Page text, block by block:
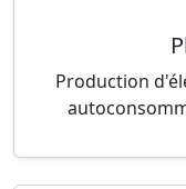
Production